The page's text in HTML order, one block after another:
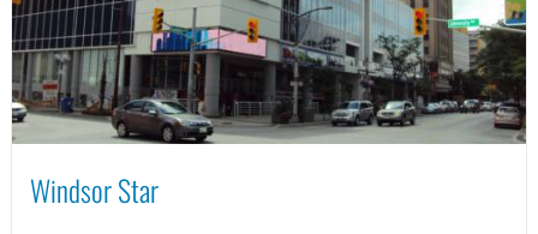
Windsor Star